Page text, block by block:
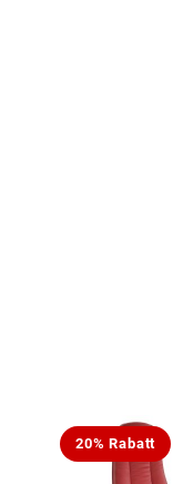
20% Rabatt